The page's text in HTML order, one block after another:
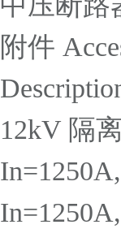
附件
12kV 隔